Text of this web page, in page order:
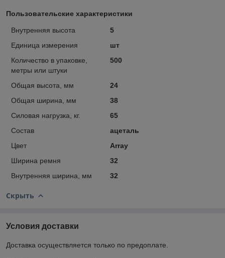
Пользовательские характеристики
Внутренняя высота
5
Единица измерения
шт
Количество в упаковке,
метры или штуки
500
Общая высота, мм
24
Общая ширина, мм
38
Силовая нагрузка, кг.
65
Состав
ацеталь
Цвет
Array
Ширина ремня
32
Внутренняя ширина, мм
32
Скрыть
Условия доставки
Доставка осуществляется только по предоплате.